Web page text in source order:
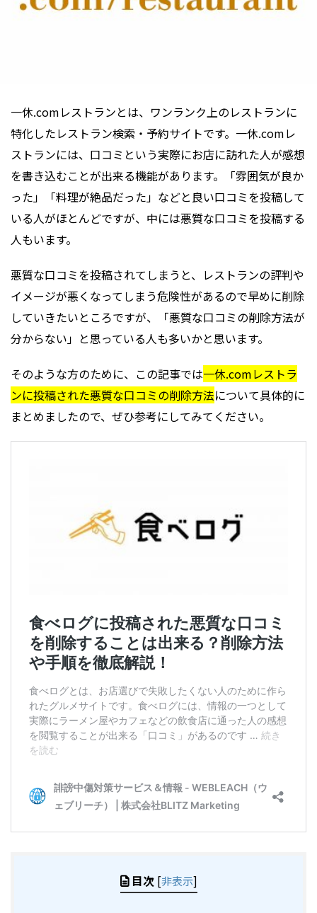
一休.comレストランとは、ワンランク上のレストランに
特化したレストラン検索・予約サイトです。一休.comレ
ストランには、口コミという実際にお店に訪れた人が感想
を書き込むことが出来る機能があります。「雰囲気が良か
った」「料理が絶品だった」などと良い口コミを投稿して
いる人がほとんどですが、中には悪質な口コミを投稿する
人もいます。
悪質な口コミを投稿されてしまうと、レストランの評判や
イメージが悪くなってしまう危険性があるので早めに削除
していきたいところですが、「悪質な口コミの削除方法が
分からない」と思っている人も多いかと思います。
そのような方のために、この記事では一休.comレストラ
ンに投稿された悪質な口コミの削除方法について具体的に
まとめましたので、ぜひ参考にしてみてください。
目次 [非表示]